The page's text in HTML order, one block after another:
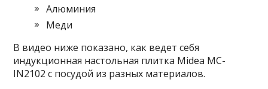
Алюминия
Меди
В видео ниже показано, как ведет себя
индукционная настольная плитка Midea MC-
IN2102 с посудой из разных материалов.